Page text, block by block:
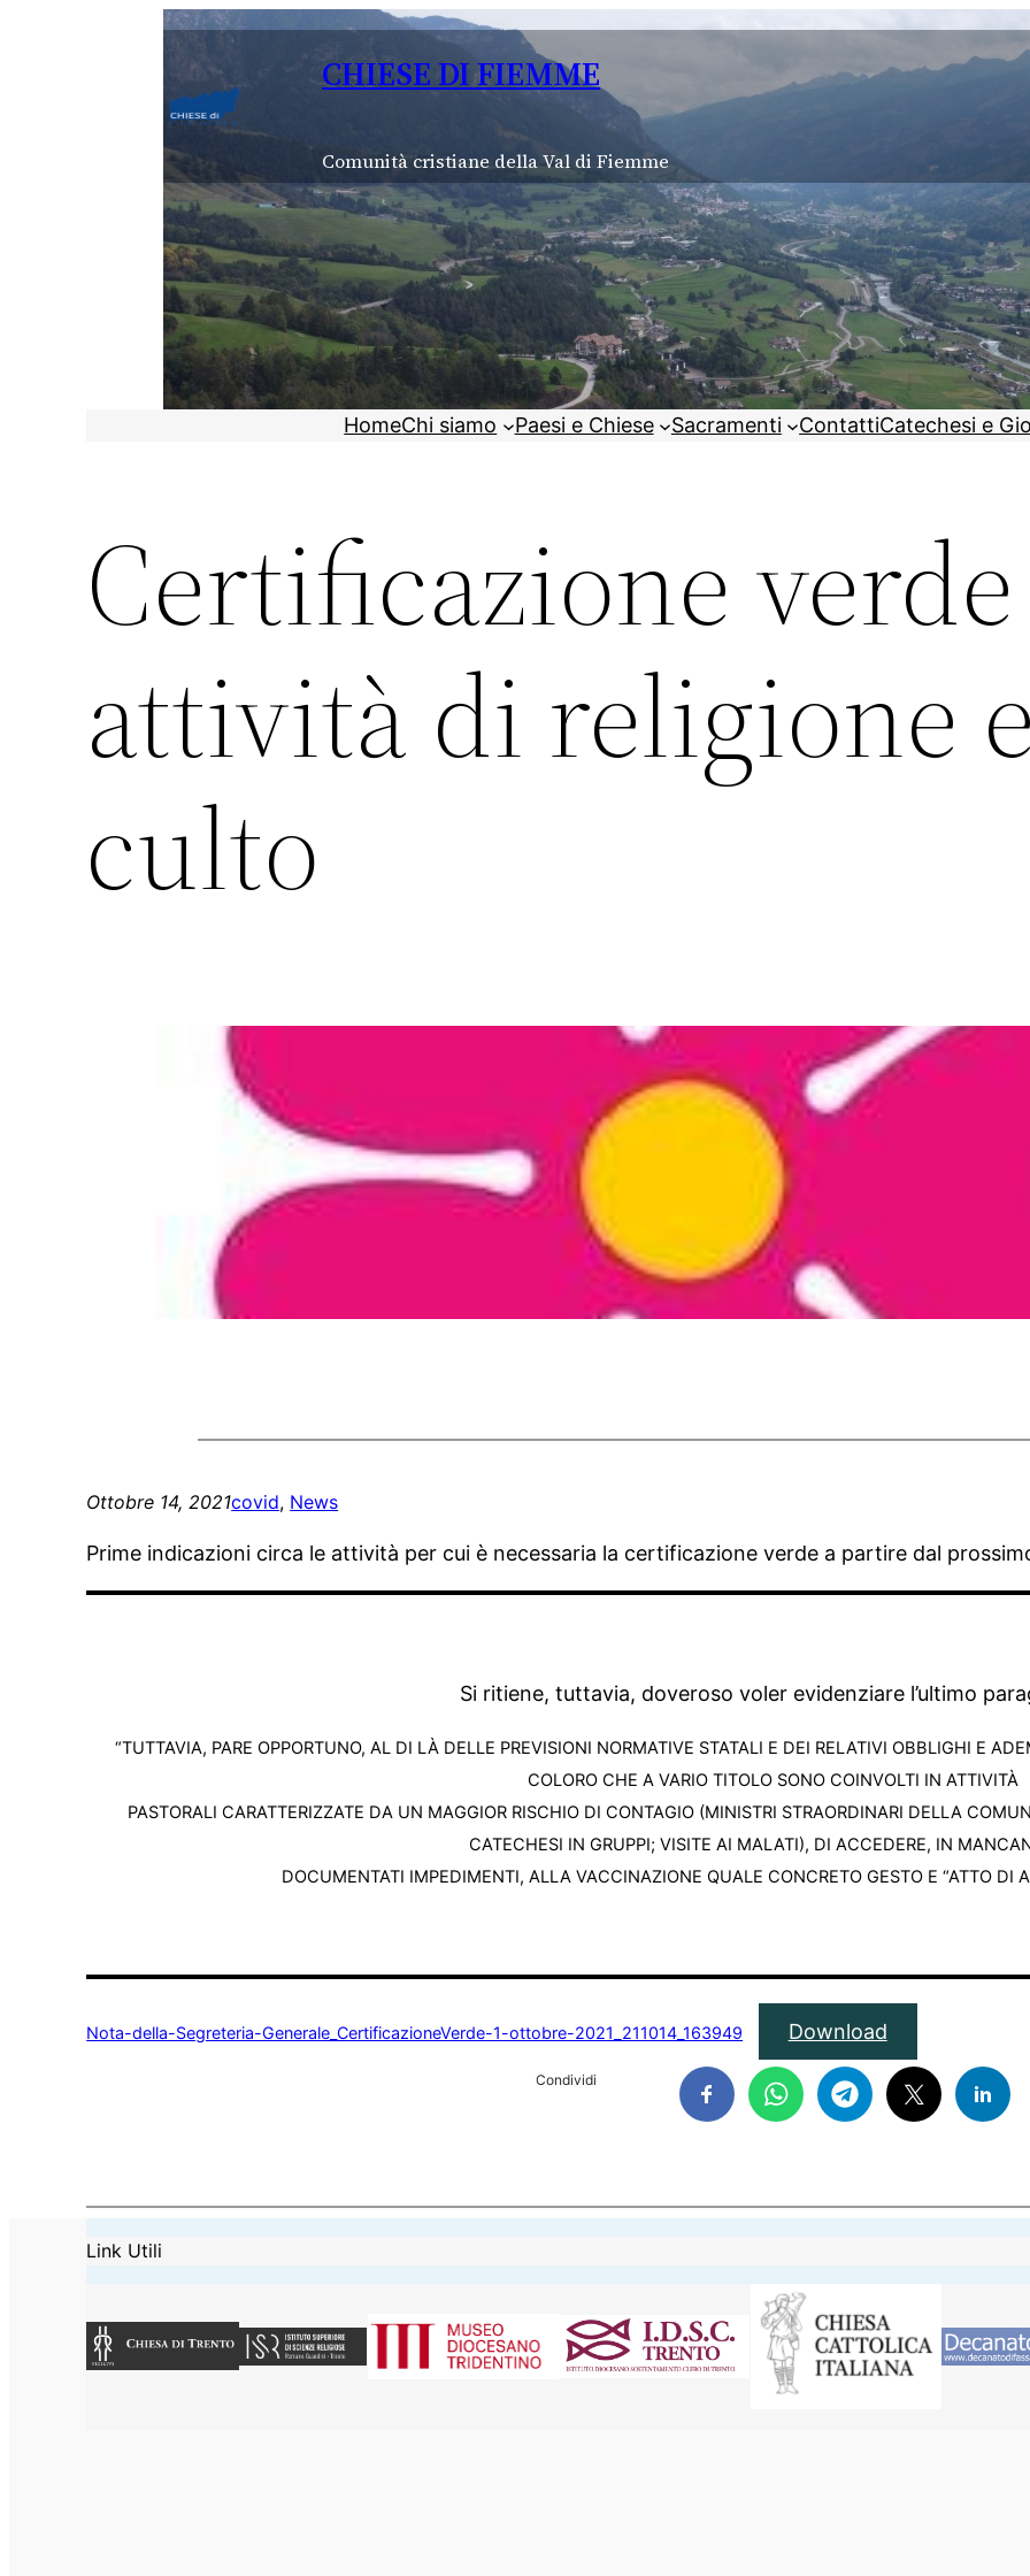
CHIESE DI FIEMME
Comunità cristiane della Val di Fiemme
HomeChi siamo Paesi e Chiese Sacramenti ContattiCatechesi e
Certificazione
attività di religione
culto
Ottobre 14, 2021covid, News
Prime indicazioni circa le attività per cui è necessaria la certificazione verde a partire dal
Si ritiene, tuttavia, doveroso voler evidenziare l’ultimo
“TUTTAVIA, PARE OPPORTUNO, AL DI LÀ DELLE PREVISIONI NORMATIVE STATALI E DEI RELATIVI OBBLIGHI E
COLORO CHE A VARIO TITOLO SONO COINVOLTI IN ATTIVITÀ
PASTORALI CARATTERIZZATE DA UN MAGGIOR RISCHIO DI CONTAGIO (MINISTRI STRAORDINARI DELLA
CATECHESI IN GRUPPI; VISITE AI MALATI), DI ACCEDERE, IN
DOCUMENTATI IMPEDIMENTI, ALLA VACCINAZIONE QUALE CONCRETO GESTO E “ATTO DI
Nota-della-Segreteria-Generale_CertificazioneVerde-1-ottobre-2021_211014_163949 Download
Condividi
Link Utili